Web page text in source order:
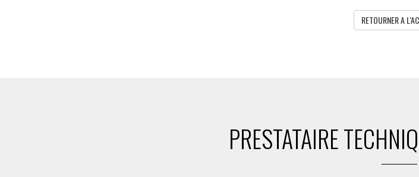
RETOURNER A
PRESTATAIRE